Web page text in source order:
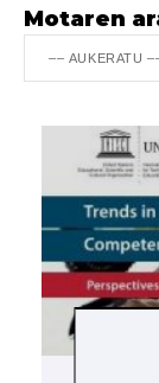
Motaren